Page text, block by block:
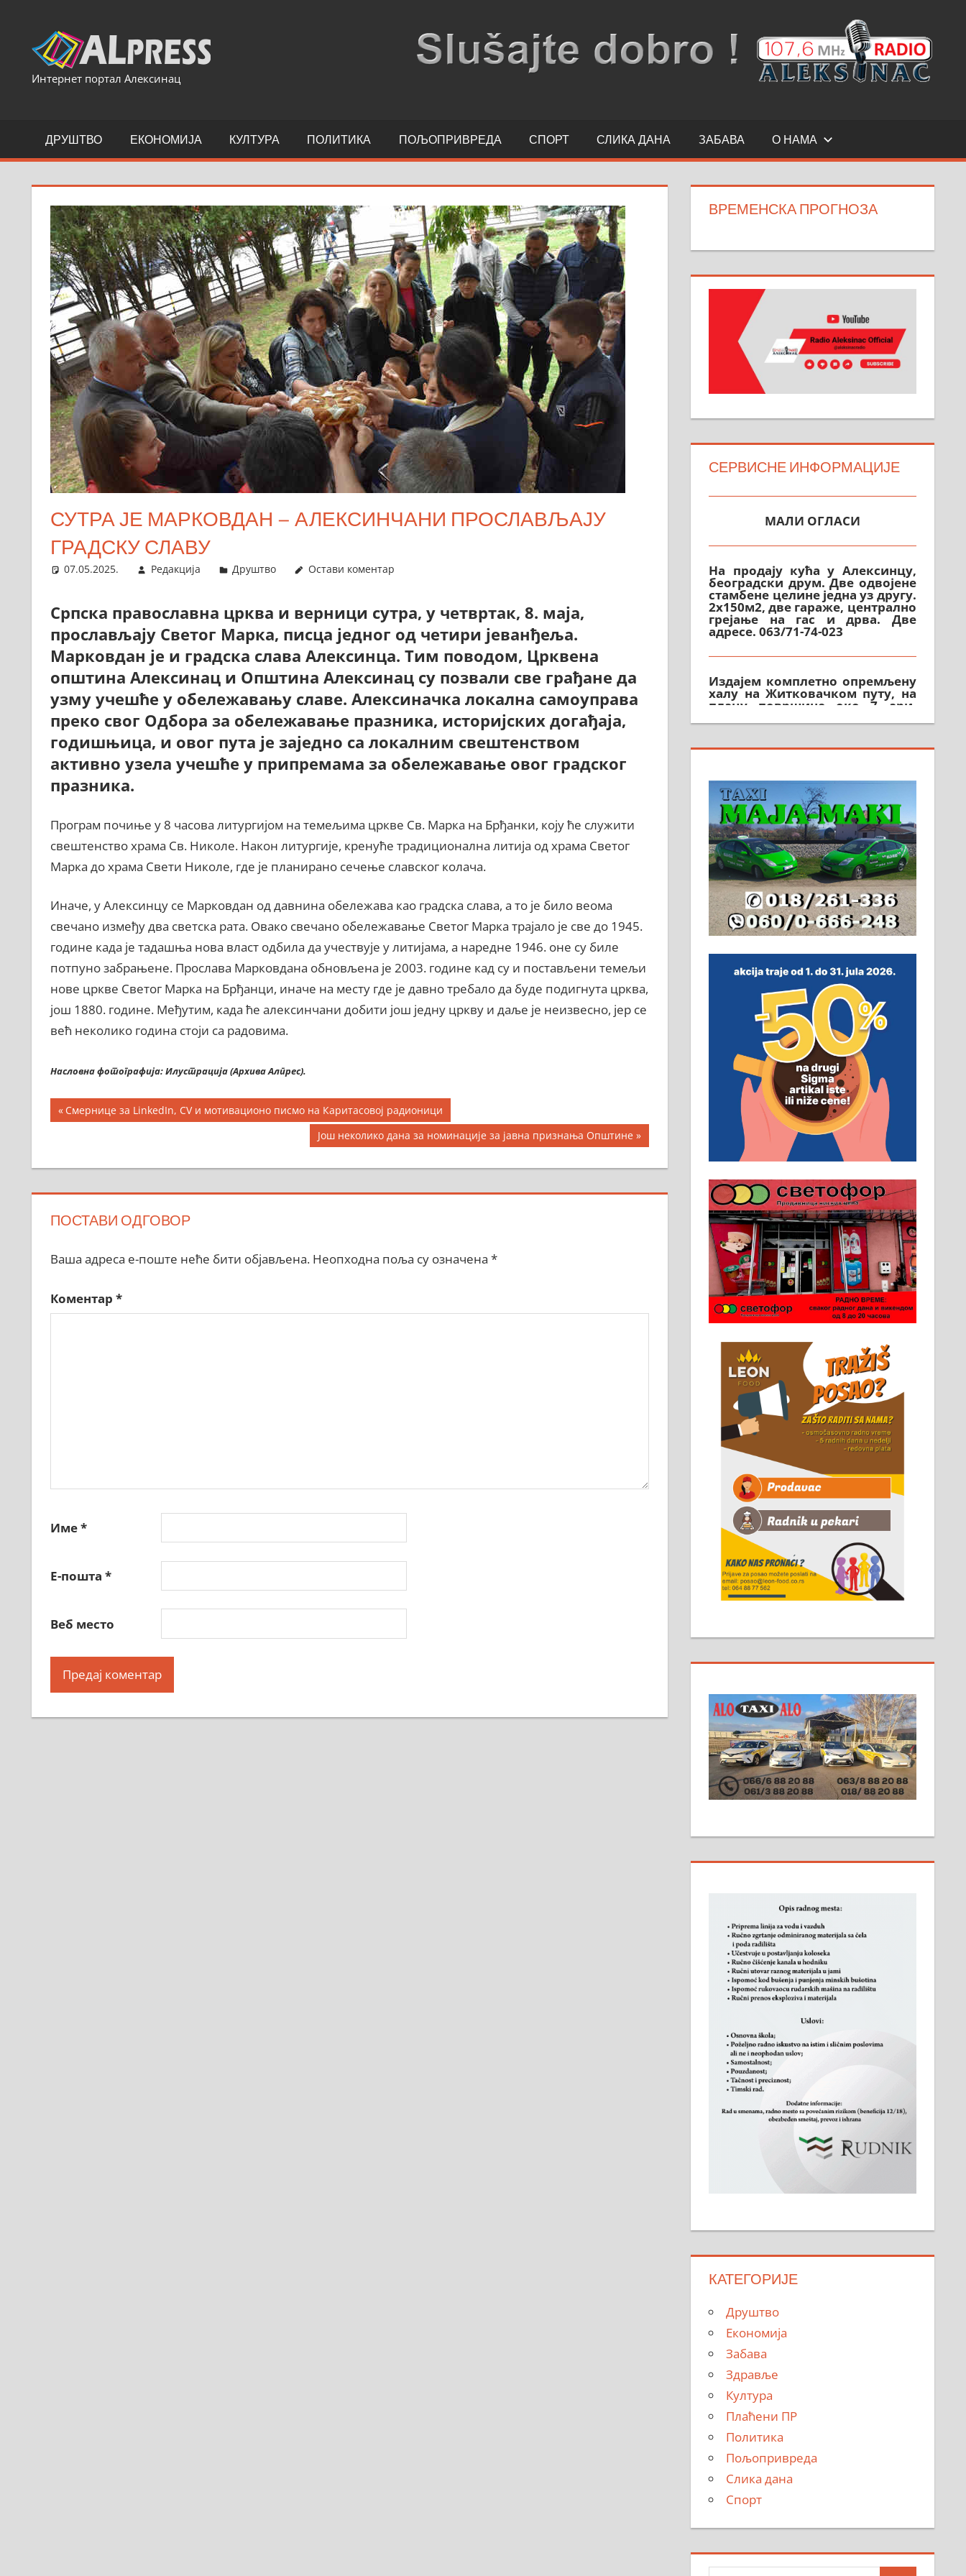
content
Интернет портал Алексинац
ДРУШТВО ЕКОНОМИЈА КУЛТУРА ПОЛИТИКА ПОЉОПРИВРЕДА СПОРТ СЛИКА ДАНА ЗАБАВА О НАМА
СУТРА ЈЕ МАРКОВДАН – АЛЕКСИНЧАНИ ПРОСЛАВЉАЈУ
ГРАДСКУ СЛАВУ
07.05.2025. Редакција Друштво Остави коментар
Српска православна црква и верници сутра, у четвртак, 8. маја,
прослављају Светог Марка, писца једног од четири јеванђеља.
Марковдан је и градска слава Алексинца. Тим поводом, Црквена
општина Алексинац и Општина Алексинац су позвали све грађане да
узму учешће у обележавању славе. Алексиначка локална самоуправа
преко свог Одбора за обележавање празника, историјских догађаја,
годишњица, и овог пута је заједно са локалним свештенством
активно узела учешће у припремама за обележавање овог градског
празника.
Програм почиње у 8 часова литургијом на темељима цркве Св. Марка на Брђанки, коју ће служити
свештенство храма Св. Николе. Након литургије, кренуће традиционална литија од храма Светог
Марка до храма Свети Николе, где је планирано сечење славског колача.
Иначе, у Алексинцу се Марковдан од давнина обележава као градска слава, а то је било веома
свечано између два светска рата. Овако свечано обележавање Светог Марка трајало је све до 1945.
године када је тадашња нова власт одбила да учествује у литијама, а наредне 1946. оне су биле
потпуно забрањене. Прослава Марковдана обновљена је 2003. године кад су и постављени темељи
нове цркве Светог Марка на Брђанци, иначе на месту где је давно требало да буде подигнута црква,
још 1880. године. Међутим, када ће алексинчани добити још једну цркву и даље је неизвесно, јер се
већ неколико година стоји са радовима.
Насловна фотографија: Илустрација (Архива Алпрес).
Кретање
Previous
Post:
Смернице за LinkedIn, CV и мотивационо писмо на Каритасовој радионици
Next
Post:
Још неколико дана за номинације за јавна признања Општине
ПОСТАВИ ОДГОВОР
Ваша адреса е-поште неће бити објављена. Неопходна поља су означена *
Коментар *
Име*
Е-пошта *
Веб место
ВРЕМЕНСКА ПРОГНОЗА
СЕРВИСНЕ ИНФОРМАЦИЈЕ
београдски друм. Две одвојене
стамбене целине једна уз другу.
2х150м2, две гараже, централно
грејање на гас и дрва. Две
адресе. 063/71-74-023
халу на Житковачком путу, на
плацу површине око 7 ари.
064/321-80-51; 063/102-35-25
На продају легализована, нова,
Зеленом виру у Алексинцу.
Могућа замена. 064/21-63-584
ПОСЛОВНИ ОГЛАСИ
Рудник и флотација Рудник
д.о.о. Рудник запошљава 20
помоћника рудара. Услови:
Основна школа, пожељно
неопходан услов. Обезбеђен
смештај, превоз, исхрана.
032/57-41-122 – локал 22
Пружам услуге завршних
радова у грађевини,
хидроизолације и молерских
радова. 061/25-28-058
Ало таксију потребан возач са Б
категоријом. 064/02-85-511
Потребна два радника за рад на
стоваришту „Липа промет” у
Алексинцу. За више
информација доћи лично на
стовариште у улици Максима
Горког 26 сваког радног дана од
8 до 15 часова. 063/465-045
Чистим све врсте димњака.
КАТЕГОРИЈЕ
Друштво
Економија
Забава
Здравље
Култура
Плаћени ПР
Политика
Пољопривреда
Слика дана
Спорт